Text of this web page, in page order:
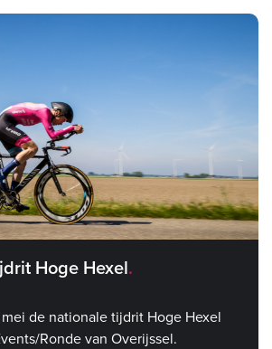
Hoge Hexel
de nationale tijdrit Hoge Hexel
Ronde van Overijssel.